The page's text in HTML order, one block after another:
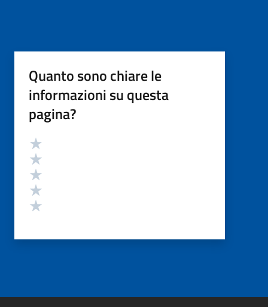
Quanto sono chiare le
informazioni su questa
pagina?
Valutazione